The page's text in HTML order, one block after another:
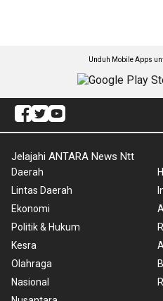
Unduh Mobile Apps
Jelajahi ANTARA News Ntt
Daerah
Lintas Daerah
Ekonomi
Politik & Hukum
Kesra
Olahraga
Nasional